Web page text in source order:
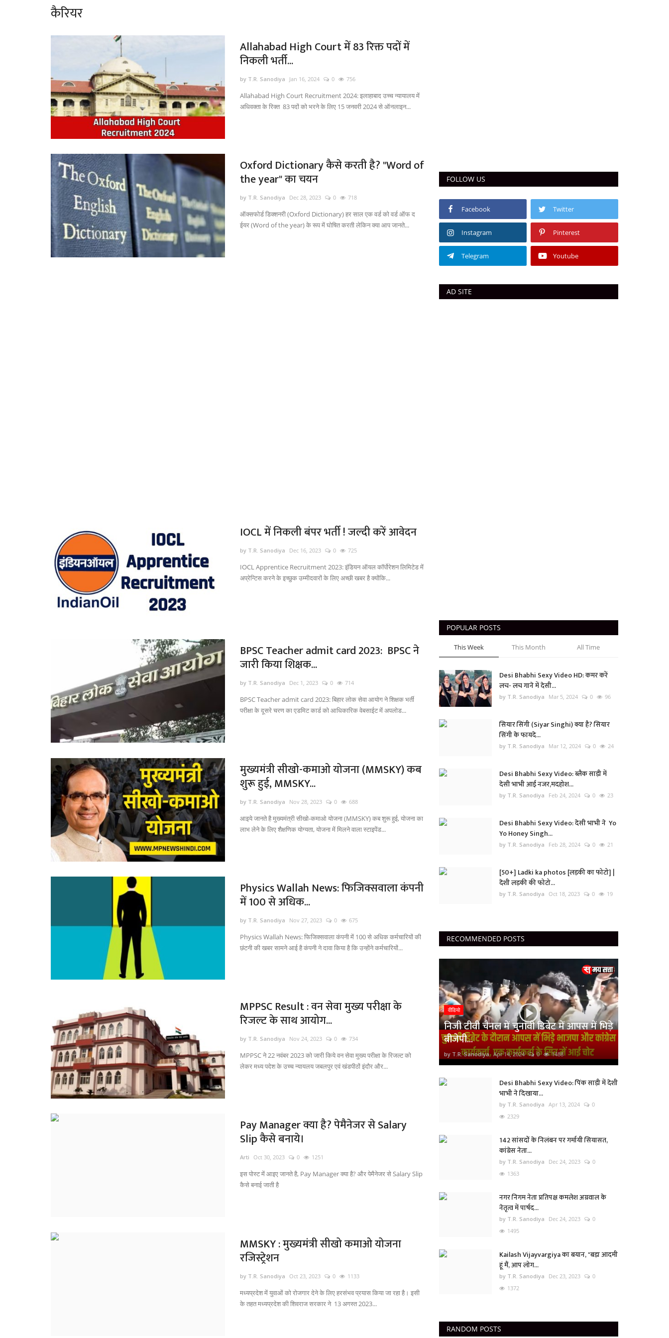
कैरियर
Allahabad High Court में 83 रिक्त पदों में
निकली भर्ती...
by T.R. Sanodiya Jan 16, 2024 0 756
Allahabad High Court Recruitment 2024: इलाहाबाद उच्च न्यायालय में
अधिवक्ता के रिक्त 83 पदों को भरने के लिए 15 जनवरी 2024 से ऑनलाइन...
Oxford Dictionary कैसे करती है? "Word of
the year" का चयन
by T.R. Sanodiya Dec 28, 2023 0 718
ऑक्सफोर्ड डिक्शनरी (Oxford Dictionary) हर साल एक वर्ड को वर्ड ऑफ द
ईयर (Word of the year) के रूप में घोषित करती लेकिन क्या आप जानते...
IOCL में निकली बंपर भर्ती ! जल्दी करें आवेदन
by T.R. Sanodiya Dec 16, 2023 0 725
IOCL Apprentice Recruitment 2023: इंडियन ऑयल कॉर्पोरेशन लिमिटेड में
अप्रेन्टिस करने के इच्छुक उम्मीदवारों के लिए अच्छी खबर है क्योंकि...
BPSC Teacher admit card 2023: BPSC ने
जारी किया शिक्षक...
by T.R. Sanodiya Dec 1, 2023 0 714
BPSC Teacher admit card 2023: बिहार लोक सेवा आयोग ने शिक्षक भर्ती
परीक्षा के दूसरे चरण का एडमिट कार्ड को आधिकारिक वेबसाईट में अपलोड...
मुख्यमंत्री सीखो-कमाओ योजना (MMSKY) कब
शुरू हुई, MMSKY...
by T.R. Sanodiya Nov 28, 2023 0 688
आइये जानते है मुख्यमंत्री सीखो-कमाओ योजना (MMSKY) कब शुरू हुई, योजना का
लाभ लेने के लिए शैक्षणिक योग्यता, योजना में मिलने वाला स्टाइपेंड...
Physics Wallah News: फिजिक्सवाला कंपनी
में 100 से अधिक...
by T.R. Sanodiya Nov 27, 2023 0 675
Physics Wallah News: फिजिक्सवाला कंपनी में 100 से अधिक कर्मचारियों की
छंटनी की खबर सामने आई है कंपनी ने दावा किया है कि उन्होंने कर्मचारियों...
MPPSC Result : वन सेवा मुख्य परीक्षा के
रिजल्ट के साथ आयोग...
by T.R. Sanodiya Nov 24, 2023 0 734
MPPSC ने 22 नवंबर 2023 को जारी किये वन सेवा मुख्य परीक्षा के रिजल्ट को
लेकर मध्य पदेश के उच्च न्यायलय जबलपुर एवं खंडपीठों इंदौर और...
Pay Manager क्या है? पेमैनेजर से Salary
Slip कैसे बनाये।
Arti Oct 30, 2023 0 1251
इस पोस्ट में आइए जानते है, Pay Manager क्या है? और पेमैनेजर से Salary Slip
कैसे बनाई जाती है
MMSKY : मुख्यमंत्री सीखो कमाओ योजना
रजिस्ट्रेशन
by T.R. Sanodiya Oct 23, 2023 0 1133
मध्यप्रदेश में युवाओं को रोजगार देने के लिए हरसंभव प्रयास किया जा रहा है। इसी
के तहत मध्यप्रदेश की शिवराज सरकार ने 13 अगस्त 2023...
FOLLOW US
Facebook Twitter
Instagram Pinterest
Telegram Youtube
AD SITE
POPULAR POSTS
This Week This Month All Time
Desi Bhabhi Sexy Video HD: कमर करें
लच- लच गाने में देसी...
by T.R. Sanodiya Mar 5, 2024 0 96
सियार सिंगी (Siyar Singhi) क्या है? सियार
सिंगी के फायदे...
by T.R. Sanodiya Mar 12, 2024 0 24
Desi Bhabhi Sexy Video: ब्लैक साड़ी में
देसी भाभी आई नजर,मदहोश...
by T.R. Sanodiya Feb 24, 2024 0 23
Desi Bhabhi Sexy Video: देसी भाभी ने Yo
Yo Honey Singh...
by T.R. Sanodiya Feb 28, 2024 0 21
[50+] Ladki ka photos [लड़की का फोटो] |
देशी लड़की की फोटो...
by T.R. Sanodiya Oct 18, 2023 0 19
RECOMMENDED POSTS
वीडियो
निजी टीवी चैनल में चुनावी डिबेट में आपस में भिड़े
बीजेपी...
by T.R. Sanodiya Apr 14, 2024 0 1488
Desi Bhabhi Sexy Video: पिंक साड़ी में देशी
भाभी ने दिखाया...
by T.R. Sanodiya Apr 13, 2024
0
2329
142 सांसदों के निलंबन पर गर्मायी सियासत,
कांग्रेस नेता...
by T.R. Sanodiya Dec 24, 2023
0
1363
नगर निगम नेता प्रतिपक्ष कमलेश अग्रवाल के
नेतृत्व में पार्षद...
by T.R. Sanodiya Dec 24, 2023
0
1495
Kailash Vijayvargiya का बयान, "बड़ा आदमी
हूं मैं, आप लोग...
by T.R. Sanodiya Dec 23, 2023
0
1372
RANDOM POSTS